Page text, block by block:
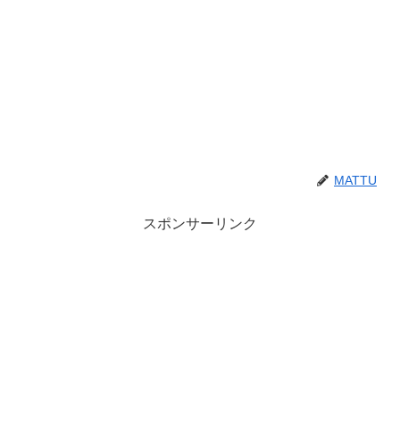
MATTU
スポンサーリンク